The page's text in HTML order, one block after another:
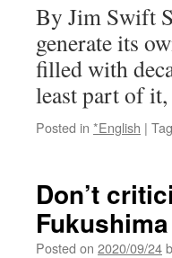
By Jim Swift
generate its
filled with
least part of
Posted in *English |
Don’t
Posted on 2020/09/24